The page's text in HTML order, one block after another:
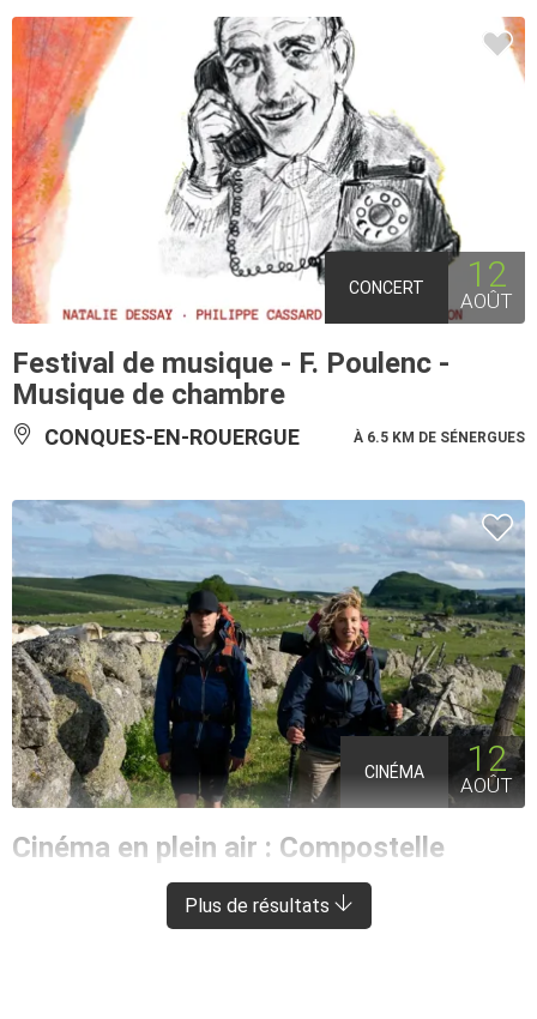
CONCERT 12
AOÛT
Festival de musique - F. Poulenc -
Musique de chambre
CONQUES-EN-ROUERGUE À 6.5 KM DE SÉNERGUES
CINÉMA 12
AOÛT
Cinéma en plein air : Compostelle
CONQUES-EN-ROUERGUE À 10 KM DE SÉNERGUES
Plus de résultats